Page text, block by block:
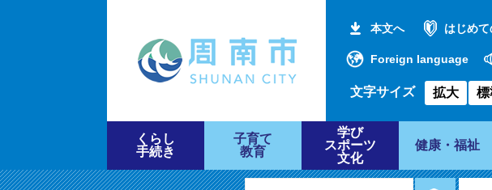
本文へ はじめ
Foreign language
文字サイズ 拡大 標
くらし
手続き
子育て
教育
学び
スポーツ
文化
健康・福祉